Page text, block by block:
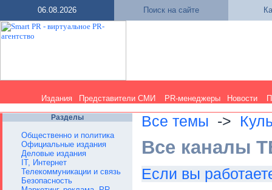
06.08.2026 Поиск на сайте
Издания Представители СМИ PR-менеджеры Новости
Разделы
Общественно и политика
Официальные издания
Деловые издания
IT, Интернет
Телекоммуникации и связь
Безопасность
Все темы ->
Все каналы
Если вы